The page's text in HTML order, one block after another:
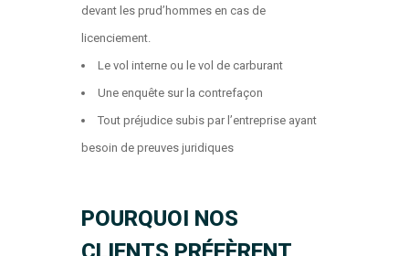
devant les prud’hommes en cas de
licenciement.
Le vol interne ou le vol de carburant
Une enquête sur la contrefaçon
Tout préjudice subis par l’entreprise ayant
besoin de preuves juridiques
POURQUOI NOS